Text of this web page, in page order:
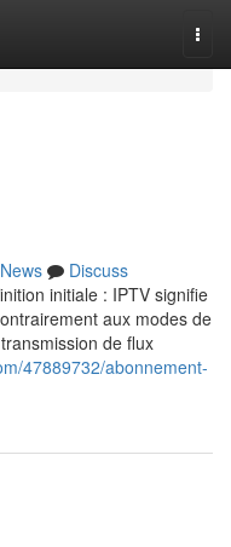
News
Discuss
initiale : IPTV signifie
aux modes de
de flux
47889732/abonnement-